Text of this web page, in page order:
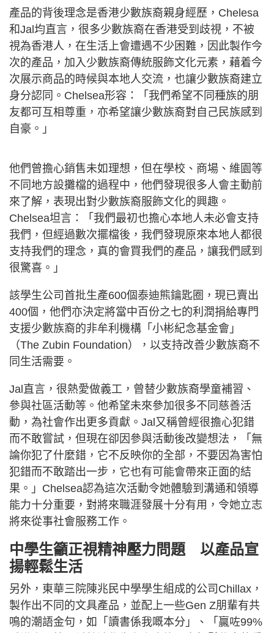
產品的背後理念是香港少數族裔親身經歷，Chelesa
和Jal均直言，很多少數族裔在香港受到歧視，不被
視為香港人，在生活上會遭遇不少困難，因此製作今
次的產品，加入少數族裔傳統服飾文化元素，藉着今
次展示商品的時候與本地人交流，也讓少數族裔建立
身分認同。Chelsea形容：「我們希望不同種族的朋
友都可互相尊重，亦希望讓少數族裔對自己民族感到
自豪。」
他們曾擔心銷售未如理想，但在學校、商場、維園等
不同地方設攤檔的過程中，他們發現很多人會主動前
來了解，表現出對少數族裔服飾文化的興趣。
Chelsea坦言：「我們最初也擔心本地人未必會支持
我們，但經過數次擺檔後，我們發現原來本地人都很
支持我們的理念，真的會買我們的產品，讓我們感到
很驚喜。」
該學生公司首批生產600個泰迪熊鑰匙圈，現已賣出
400個，他們亦決定將當中百份之七的利潤捐給專門
支援少數族裔的非牟利機構「小彬紀念基金會」
（The Zubin Foundation），以支持改善少數族裔不
同生活需要。
Jal直言，很熱愛做義工，曾替少數族裔學童補習、
參與社區活動等。他希望未來參加很多不同慈善活
動，為社會作出更多貢獻。Jal又稱曾經很擔心犯錯
而不敢嘗試，但現在卻因參與活動後改變想法，「無
論你犯了什麼錯，它不反映你的全部，不要因為害怕
犯錯而不敢踏出一步，它也有可能會帶來正面的結
果。」Chelsea認為這次活動令她體驗到溝通和領導
能力十分重要，對將來職涯發展十分有用，令她立志
將來從事社會服務工作。
中學生籲正視精神壓力問題 以產品宣
揚輕鬆生活
另外，東華三院陳兆民中學學生組成的公司Chillax，
製作出不同的文具產品，並配上一些Gen Z朋輩有共
鳴的潮語金句，如「讀書係我嘅本分」、「贏咗99%